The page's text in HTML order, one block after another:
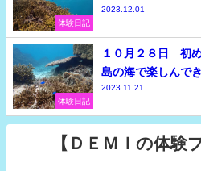
体験日記
2023.12.01
体験日記
１０月２８日 初
島の海で楽しんで
2023.11.21
【ＤＥＭＩの体験